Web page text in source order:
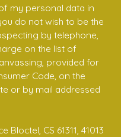
my personal data in
do not wish to be the
by telephone,
on the list of
provided for
Code, on the
or by mail addressed
CS 61311, 41013